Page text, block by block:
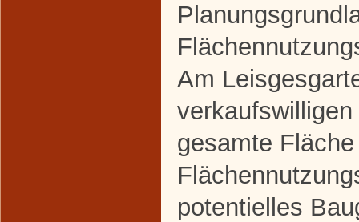
Am
gesamte
potentielles